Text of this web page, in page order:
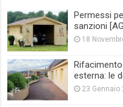
Permessi
sanzioni
18
esterna: le
23 Gennaio